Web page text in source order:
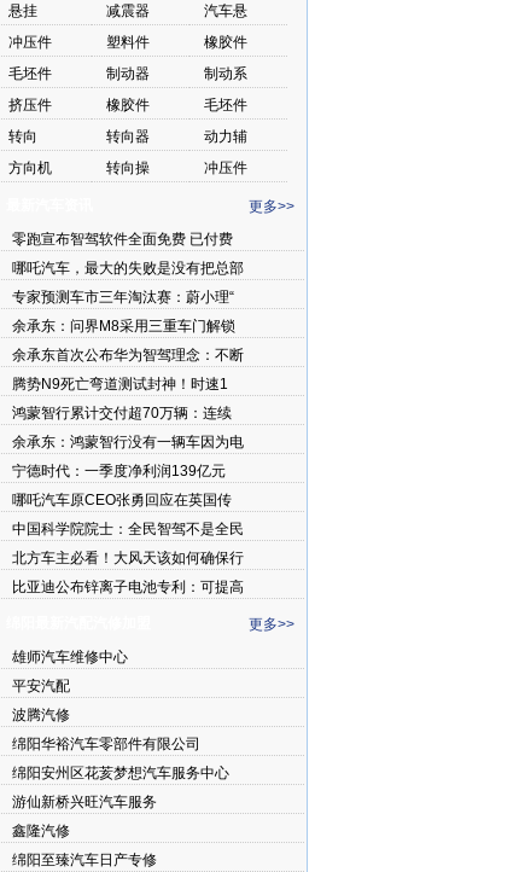
悬挂
减震器
汽车悬
冲压件
塑料件
橡胶件
毛坯件
制动器
制动系
挤压件
橡胶件
毛坯件
转向
转向器
动力辅
方向机
转向操 冲压件
更多>>
零跑宣布智驾软件全面免费 已付费
哪吒汽车，最大的失败是没有把总部
专家预测车市三年淘汰赛：蔚小理“
余承东：问界M8采用三重车门解锁
余承东首次公布华为智驾理念：不断
腾势N9死亡弯道测试封神！时速1
鸿蒙智行累计交付超70万辆：连续
余承东：鸿蒙智行没有一辆车因为电
宁德时代：一季度净利润139亿元
哪吒汽车原CEO张勇回应在英国传
中国科学院院士：全民智驾不是全民
北方车主必看！大风天该如何确保行
比亚迪公布锌离子电池专利：可提高
更多>>
雄师汽车维修中心
平安汽配
波腾汽修
绵阳华裕汽车零部件有限公司
绵阳安州区花荄梦想汽车服务中心
游仙新桥兴旺汽车服务
鑫隆汽修
绵阳至臻汽车日产专修